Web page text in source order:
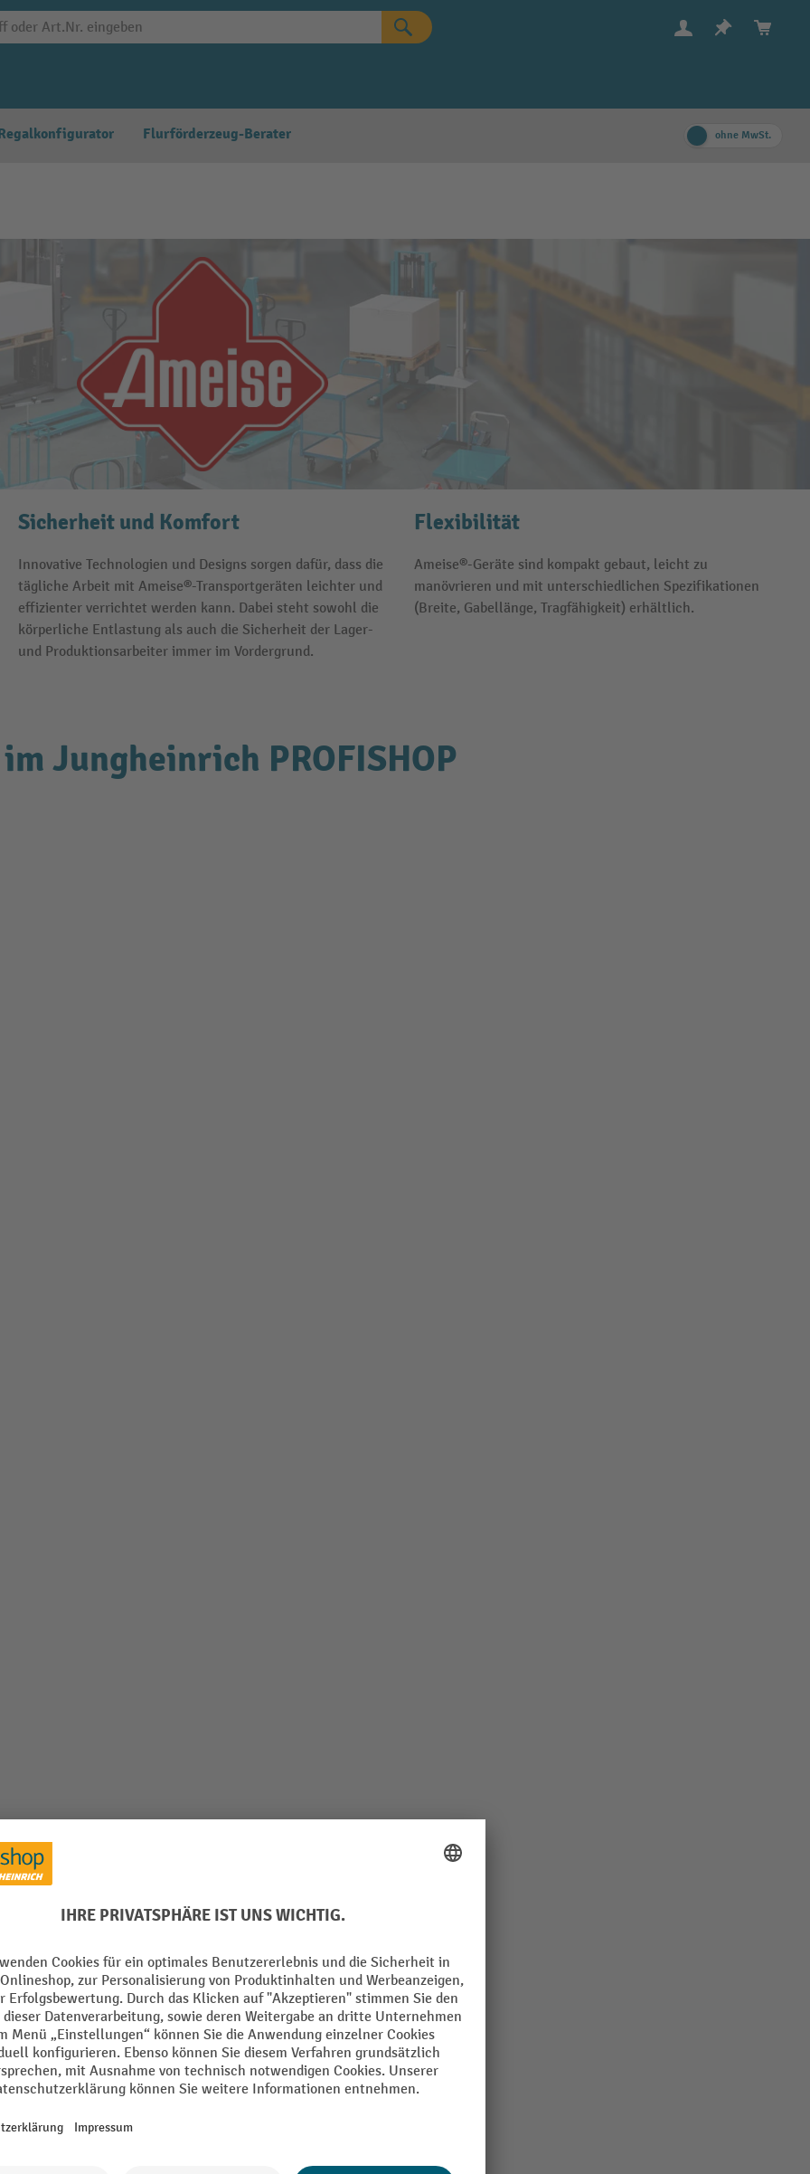
Flurförderzeug-Berater ohne MwSt.
Sicherheit und Komfort
Innovative Technologien und Designs sorgen dafür, dass die
tägliche Arbeit mit Ameise®-Transportgeräten leichter und
effizienter verrichtet werden kann. Dabei steht sowohl die
körperliche Entlastung als auch die Sicherheit der Lager-
und Produktionsarbeiter immer im Vordergrund.
Flexibilität
Ameise®-Geräte sind kompakt gebaut, leicht zu
manövrieren und mit unterschiedlichen Spezifikationen
(Breite, Gabellänge, Tragfähigkeit) erhältlich.
Jungheinrich PROFISHOP